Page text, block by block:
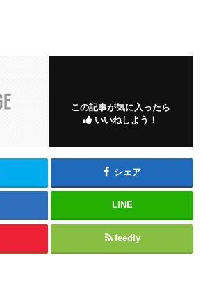
この記事が気に入ったら
いいねしよう！
シェア
LINE
feedly